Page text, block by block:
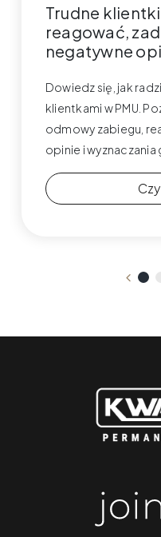
Trudne klientki
reagować,
negatywne
Dowiedz się, jak
klientkami w PMU.
odmowy zabiegu,
opinie i wyznaczania